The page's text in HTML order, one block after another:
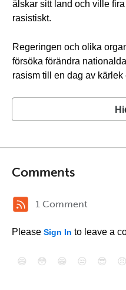
älskar sitt land och ville
rasistiskt.
Regeringen och olika
försöka förändra
rasism till en dag av kärlek
Comments
1 Comment
Please Sign In to leave a
😄 😳 😁 😒 😎 😠